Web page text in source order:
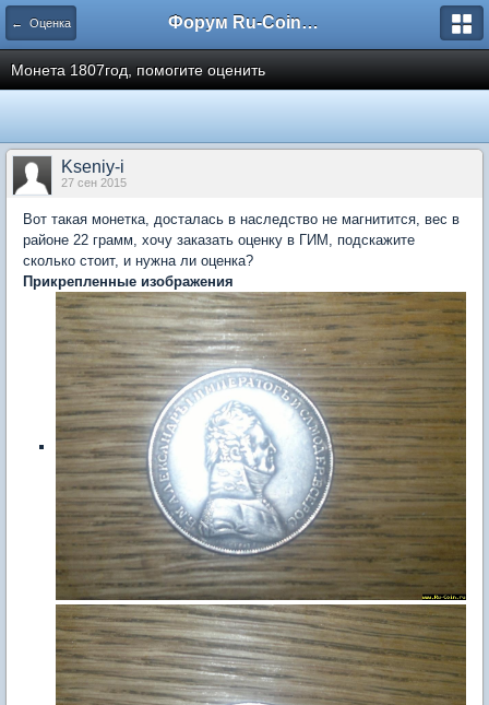
← Оценка Форум Ru-Coin.ru
Монета 1807год, помогите оценить
Kseniy-i
27 сен 2015
Вот такая монетка, досталась в наследство не магнитится, вес в
районе 22 грамм, хочу заказать оценку в ГИМ, подскажите
сколько стоит, и нужна ли оценка?
Прикрепленные изображения